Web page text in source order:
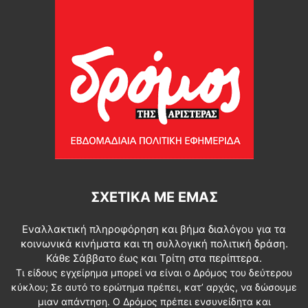
ΣΧΕΤΙΚΆ ΜΕ ΕΜΆΣ
Εναλλακτική πληροφόρηση και βήμα διαλόγου για τα
κοινωνικά κινήματα και τη συλλογική πολιτική δράση.
Κάθε Σάββατο έως και Τρίτη στα περίπτερα.
Τι είδους εγχείρημα μπορεί να είναι ο Δρόμος του δεύτερου
κύκλου; Σε αυτό το ερώτημα πρέπει, κατ’ αρχάς, να δώσουμε
μιαν απάντηση. Ο Δρόμος πρέπει ενσυνείδητα και